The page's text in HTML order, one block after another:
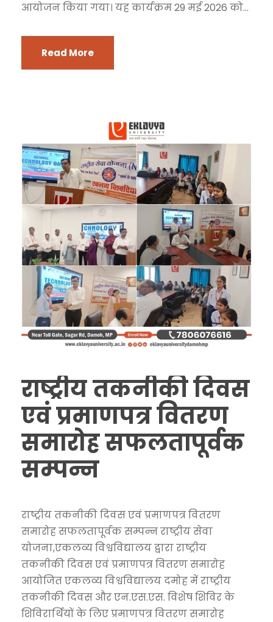
आयोजन किया गया। यह कार्यक्रम 29 मई 2026 को...
Read More
राष्ट्रीय तकनीकी दिवस
एवं प्रमाणपत्र वितरण
समारोह सफलतापूर्वक
सम्पन्न
राष्ट्रीय तकनीकी दिवस एवं प्रमाणपत्र वितरण
समारोह सफलतापूर्वक सम्पन्न राष्ट्रीय सेवा
योजना,एकलव्य विश्वविद्यालय द्वारा राष्ट्रीय
तकनीकी दिवस एवं प्रमाणपत्र वितरण समारोह
आयोजित एकलव्य विश्वविद्यालय दमोह में राष्ट्रीय
तकनीकी दिवस और एन.एस.एस. विशेष शिविर के
शिविरार्थियों के लिए प्रमाणपत्र वितरण समारोह